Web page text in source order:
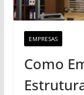
EMPRESAS
Como